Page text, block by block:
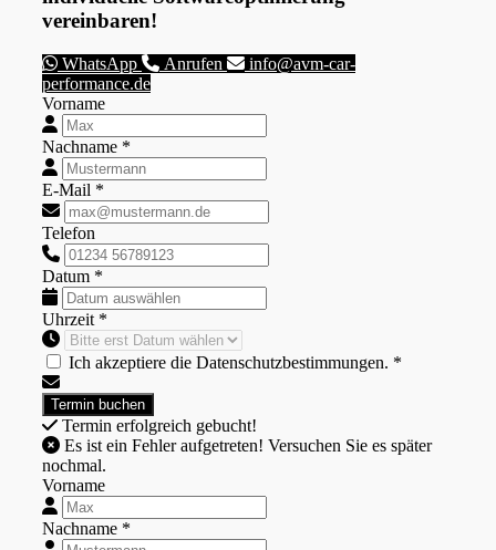
vereinbaren!
WhatsApp Anrufen
info@avm-car-
performance.de
Vorname
Nachname *
E-Mail *
Telefon
Datum *
Uhrzeit *
Ich akzeptiere die Datenschutzbestimmungen. *
Termin erfolgreich gebucht!
nochmal.
Vorname
Nachname *